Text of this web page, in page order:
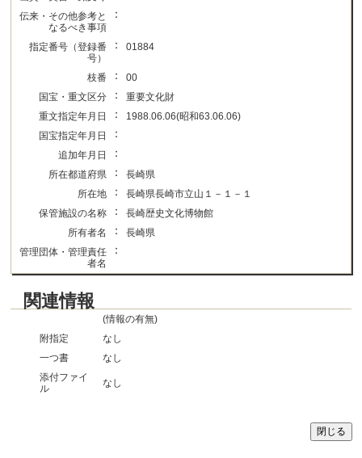
伝来・その他参考と
なるべき事項
：
指定番号（登録番
号）
： 01884
枝番 ：
00
国宝・重文区分
：
重要文化財
重文指定年月日
：
1988.06.06(昭和63.06.06)
国宝指定年月日
：
追加年月日 ：
所在都道府県 ：
長崎県
所在地
：
長崎県長崎市立山１－１－１
保管施設の名称
：
長崎歴史文化博物館
所有者名
：
長崎県
管理団体・管理責任
者名
：
関連情報
(情報の有無)
附指定
なし
一つ書
なし
添付ファイ
ル
なし